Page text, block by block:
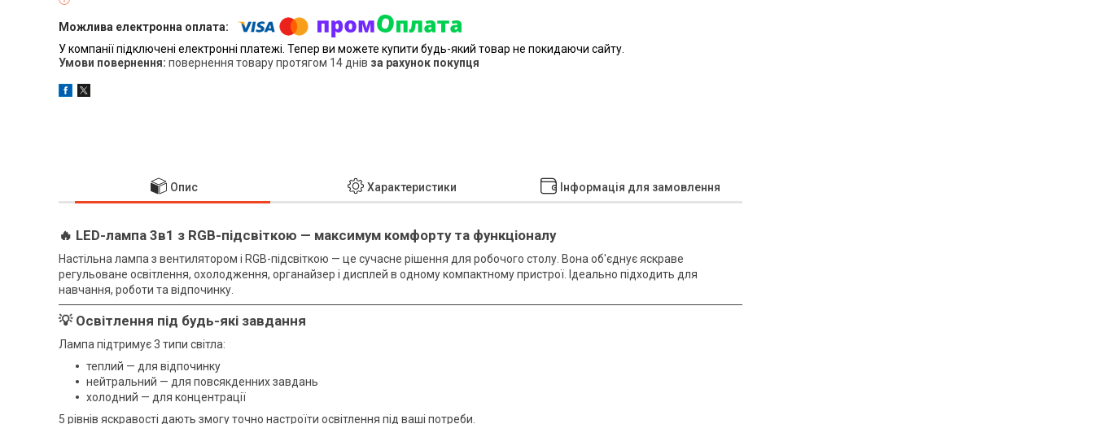
У компанії підключені електронні платежі. Тепер ви можете купити будь-який товар не покидаючи сайту.
повернення товару протягом 14 днів за рахунок покупця
Опис Характеристики Інформація для замовлення
🔥 LED-лампа 3в1 з RGB-підсвіткою — максимум комфорту та функціоналу
Настільна лампа з вентилятором і RGB-підсвіткою — це сучасне рішення для робочого столу. Вона об'єднує яскраве
регульоване освітлення, охолодження, органайзер і дисплей в одному компактному пристрої. Ідеально підходить для
навчання, роботи та відпочинку.
💡 Освітлення під будь-які завдання
Лампа підтримує 3 типи світла:
теплий — для відпочинку
нейтральний — для повсякденних завдань
холодний — для концентрації
5 рівнів яскравості дають змогу точно настроїти освітлення під ваші потреби.